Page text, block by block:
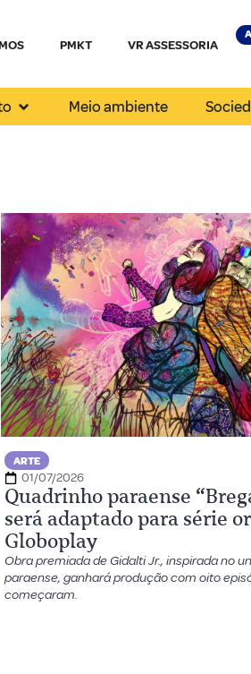
PMKT VR ASSESSORIA
Meio ambiente
ARTE
01/07/2026
Quadrinho paraense
será adaptado para série
Globoplay
Obra premiada de Gidalti Jr., inspirada no
paraense, ganhará produção com oito
começaram.